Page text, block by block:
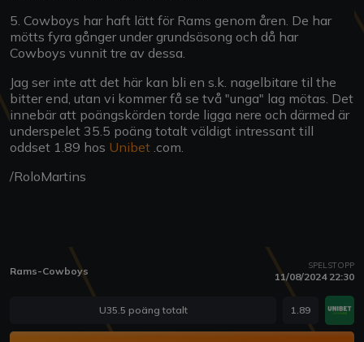
5. Cowboys har haft lätt för Rams genom åren. De har
mötts fyra gånger under grundsäsong och då har
Cowboys vunnit tre av dessa.
Jag ser inte att det här kan bli en s.k. nagelbitare til the
bitter end, utan vi kommer få se två "unga" lag mötas. Det
innebär att poängskörden torde ligga nere och därmed är
underspelet 35.5 poäng totalt väldigt intressant till
oddset 1.89 hos Unibet .com.
/RoloMartins
Rams-Cowboys SPELSTOPP
11/08/2024 22:30
U35.5 poäng totalt 1.89